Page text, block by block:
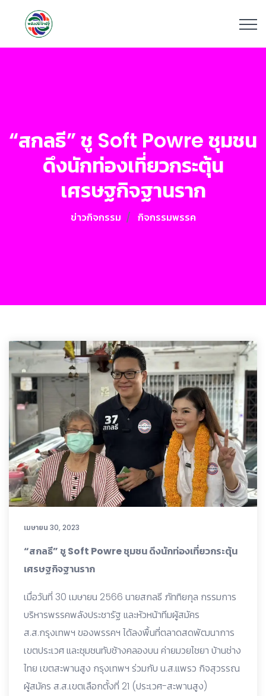
“สกลธี” ชู Soft Powre ชุมชน
ดึงนักท่องเที่ยวกระตุ้น
เศรษฐกิจฐานราก
ข่าวกิจกรรม กิจกรรมพรรค
เมษายน 30, 2023
“สกลธี” ชู Soft Powre ชุมชน ดึงนักท่องเที่ยวกระตุ้น
เศรษฐกิจฐานราก
​เมื่อวันที่ 30 เมษายน 2566 นายสกลธี ภัททิยกุล กรรมการ
บริหารพรรคพลังประชารัฐ และหัวหน้าทีมผู้สมัคร
ส.ส.กรุงเทพฯ ของพรรคฯ ได้ลงพื้นที่ตลาดสดพัฒนาการ
เขตประเวศ และชุมชนทับช้างคลองบน ค่ายมวยไชยา บ้านช่าง
ไทย เขตสะพานสูง กรุงเทพฯ ร่วมกับ น.ส.แพรว กิจสุวรรณ
ผู้สมัคร ส.ส.เขตเลือกตั้งที่ 21 (ประเวศ-สะพานสูง)